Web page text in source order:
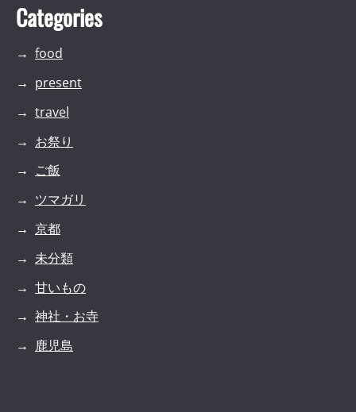
Categories
food
present
travel
お祭り
ご飯
ツマガリ
京都
未分類
甘いもの
神社・お寺
鹿児島